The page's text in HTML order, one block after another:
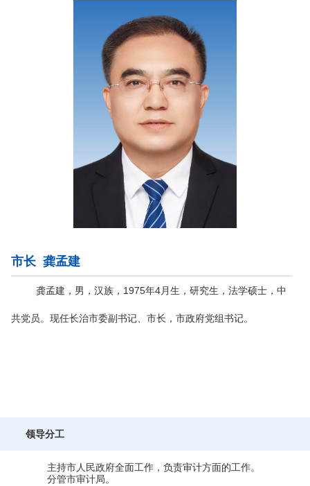
市长 龚孟建
龚孟建，男，汉族，1975年4月生，研究生，法学硕士，中
共党员。现任长治市委副书记、市长，市政府党组书记。
领导分工
主持市人民政府全面工作，负责审计方面的工作。
分管市审计局。